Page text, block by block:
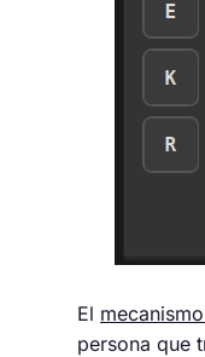
El
persona que